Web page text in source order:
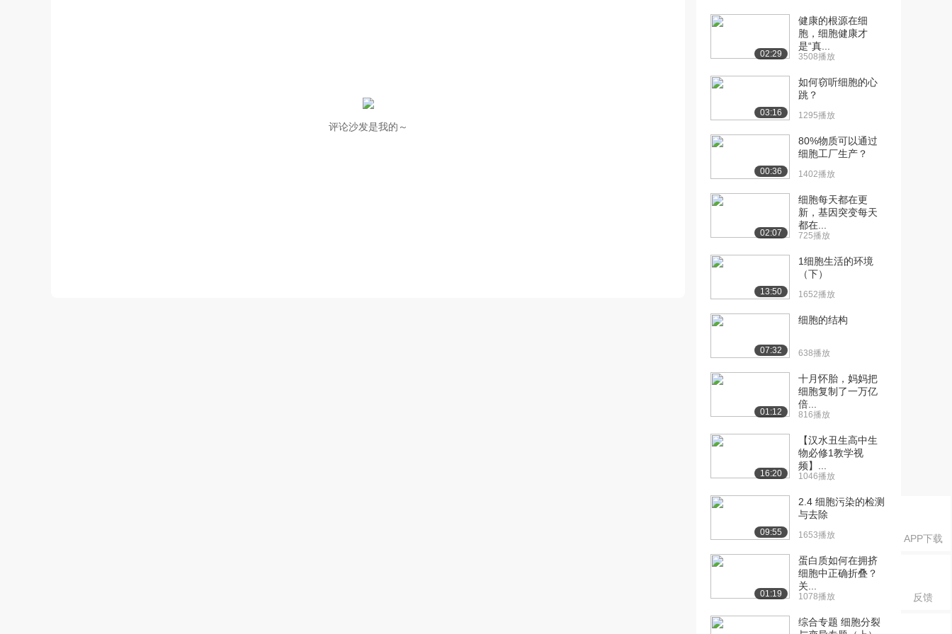
APP下载
反馈
评论沙发是我的～
[11] 第四节 细胞生物电
（三）（下）
05:39
[12] 第四节 细胞生物电
（四）（上）
1939播放
06:02
[13] 第四节 细胞生物电
06:01
[14] 第四节 细胞生物电
05:19
[15] 第四节 细胞生物电
05:24
[16] 第五节 基本组织
[17] 第五节 基本组织
（一）（下）
07:41
（二）
（三）
[20] 第五节 基本组织
（四）
[21] 第五节 基本组织
（五）（上）
1980播放
02:29
健康的根源在细
胞，细胞健康才
是“真...
3508播放
03:16
如何窃听细胞的心
跳？
1295播放
00:36
80%物质可以通过
细胞工厂生产？
1402播放
02:07
细胞每天都在更
新，基因突变每天
都在...
725播放
13:50
1细胞生活的环境
（下）
1652播放
07:32
细胞的结构
638播放
01:12
十月怀胎，妈妈把
细胞复制了一万亿
倍...
816播放
16:20
【汉水丑生高中生
物必修1教学视
频】...
1046播放
09:55
2.4 细胞污染的检测
与去除
1653播放
01:19
蛋白质如何在拥挤
细胞中正确折叠？
关...
1078播放
综合专题 细胞分裂